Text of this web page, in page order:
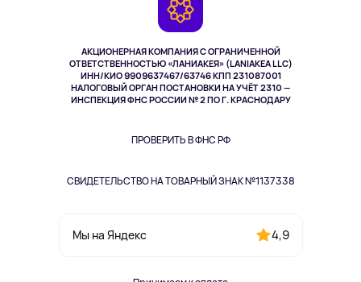
АКЦИОНЕРНАЯ КОМПАНИЯ С ОГРАНИЧЕННОЙ
ОТВЕТСТВЕННОСТЬЮ «ЛАНИАКЕЯ» (LANIAKEA LLC)
ИНН/КИО 9909637467/63746 КПП 231087001
НАЛОГОВЫЙ ОРГАН ПОСТАНОВКИ НА УЧЁТ 2310 —
ИНСПЕКЦИЯ ФНС РОССИИ № 2 ПО Г. КРАСНОДАРУ
ПРОВЕРИТЬ В ФНС РФ
СВИДЕТЕЛЬСТВО НА ТОВАРНЫЙ ЗНАК №1137338
Мы на Яндекс 4,9
Здоровье питомцев
Одежда и аксессуары